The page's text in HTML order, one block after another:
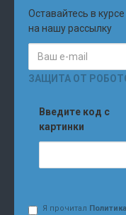
Оставайтесь в
на нашу рассылку
ЗАЩИТА ОТ
Введите код с
картинки
Я прочитал